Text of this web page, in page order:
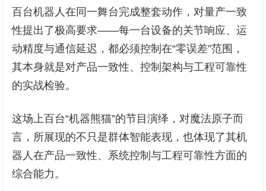
百台机器人在同一舞台完成整套动作，对量产一致
性提出了极高要求——每一台设备的关节响应、运
动精度与通信延迟，都必须控制在“零误差”范围，
其本身就是对产品一致性、控制架构与工程可靠性
的实战检验。
这场上百台“机器熊猫”的节目演绎，对魔法原子而
言，所展现的不只是群体智能表现，也体现了其机
器人在产品一致性、系统控制与工程可靠性方面的
综合能力。